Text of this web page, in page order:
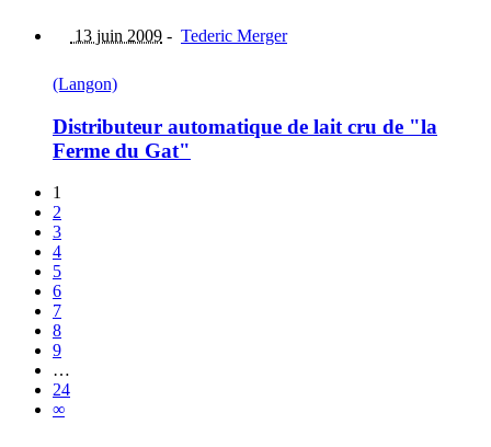
13 juin 2009 - Tederic Merger
(Langon)
Distributeur automatique de lait cru de "la
Ferme du Gat"
1
2
3
4
5
6
7
8
9
…
24
∞